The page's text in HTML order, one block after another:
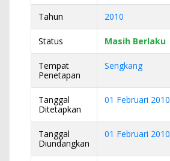
Tahun 2010
Status Masih Berlaku
Tempat
Penetapan
Sengkang
Tanggal
Ditetapkan
01 Februari 2010
Tanggal
Diundangkan
01 Februari 2010